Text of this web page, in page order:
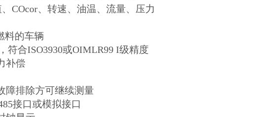
COcor、转速、油温、流量、压力
料的车辆
符合ISO3930或OIMLR99 I级精度
补偿
障排除方可继续测量
接口或模拟接口